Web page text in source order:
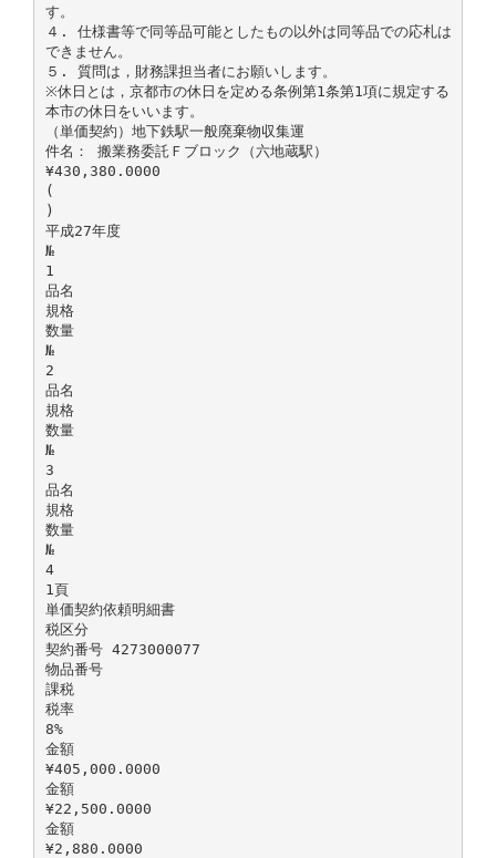
す。
４. 仕様書等で同等品可能としたもの以外は同等品での応札は
できません。
５. 質問は，財務課担当者にお願いします。
※休日とは，京都市の休日を定める条例第1条第1項に規定する
本市の休日をいいます。
（単価契約）地下鉄駅一般廃棄物収集運
件名： 搬業務委託Ｆブロック（六地蔵駅）
¥430,380.0000
(
)
平成27年度
№
1
品名
規格
数量
№
2
品名
規格
数量
№
3
品名
規格
数量
№
4
1頁
単価契約依頼明細書
税区分
契約番号 4273000077
物品番号
課税
税率
8%
金額
¥405,000.0000
金額
¥22,500.0000
金額
¥2,880.0000